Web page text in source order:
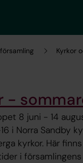
Kyrkor
-
8 juni - 14
i Norra Sandby
kyrkor. Här
i församlingens